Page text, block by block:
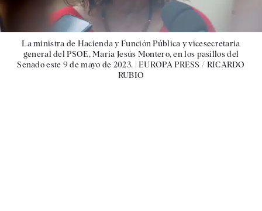
La ministra de Hacienda y Función Pública y vicesecretaria
general del PSOE, María Jesús Montero, en los pasillos del
Senado este 9 de mayo de 2023. |EUROPA PRESS / RICARDO
RUBIO